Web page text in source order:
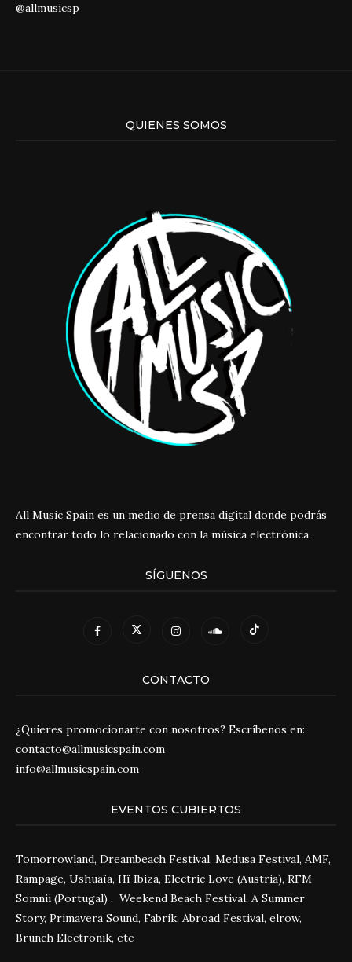
@allmusicsp
QUIENES SOMOS
All Music Spain es un medio de prensa digital donde podrás
encontrar todo lo relacionado con la música electrónica.
SÍGUENOS
CONTACTO
¿Quieres promocionarte con nosotros? Escríbenos en:
contacto@allmusicspain.com
info@allmusicspain.com
EVENTOS CUBIERTOS
Tomorrowland, Dreambeach Festival, Medusa Festival, AMF,
Rampage, Ushuaïa, Hï Ibiza, Electric Love (Austria), RFM
Somnii (Portugal) , Weekend Beach Festival, A Summer
Story, Primavera Sound, Fabrik, Abroad Festival, elrow,
Brunch Electronik, etc